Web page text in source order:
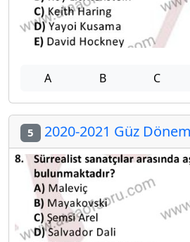
A B C
5 2020-2021 Güz